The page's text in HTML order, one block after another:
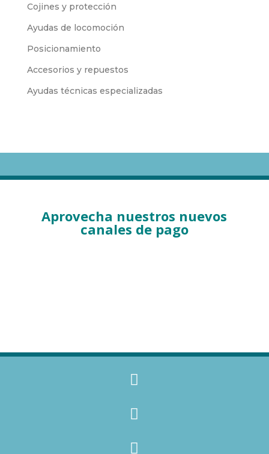
Cojines y protección
Ayudas de locomoción
Posicionamiento
Accesorios y repuestos
Ayudas técnicas especializadas
Aprovecha nuestros nuevos
canales de pago


